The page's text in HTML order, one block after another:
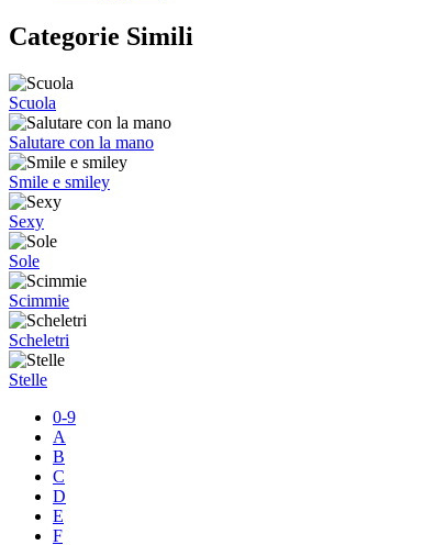
Categorie Simili
Scuola
Salutare con la mano
Smile e smiley
Sexy
Sole
Scimmie
Scheletri
Stelle
0-9
A
B
C
D
E
F